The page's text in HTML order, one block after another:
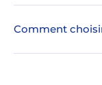
Comment